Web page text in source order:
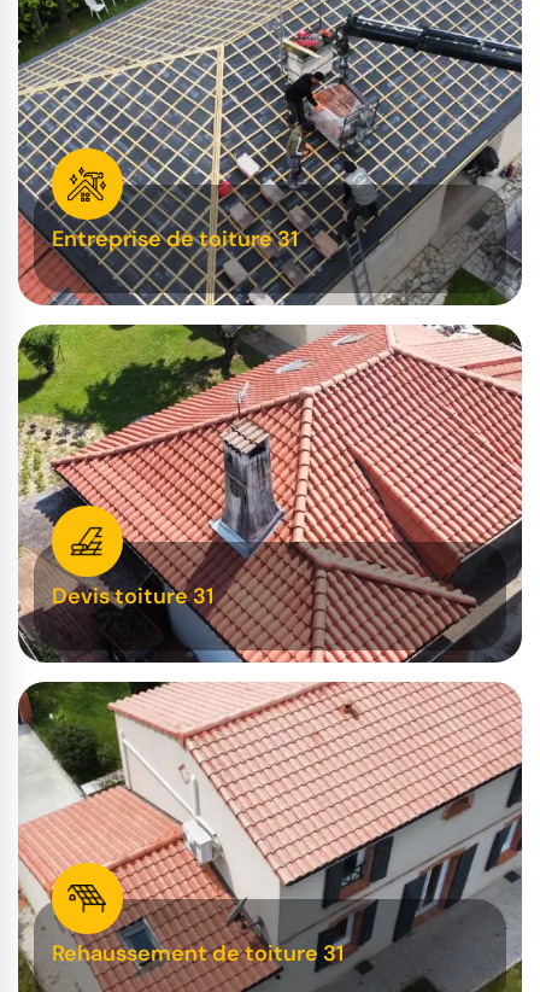
Entreprise de toiture 31
Devis toiture 31
Rehaussement de toiture 31